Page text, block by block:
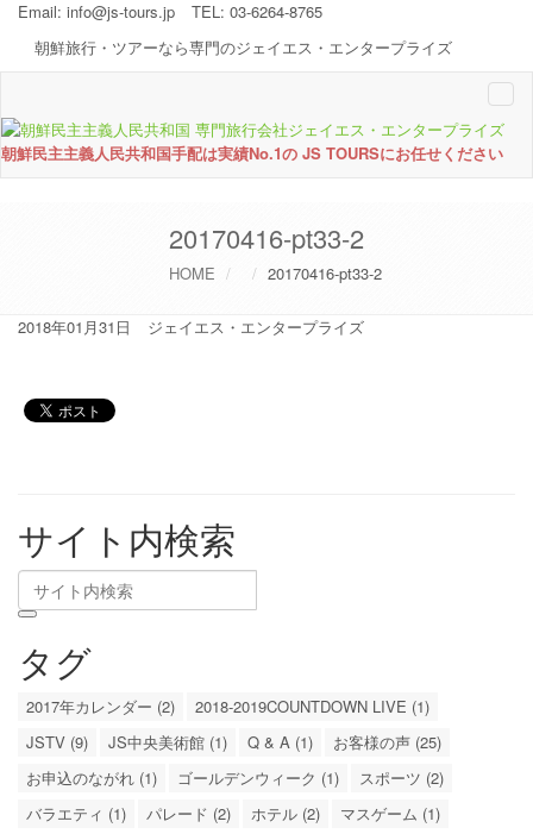
Email: info@js-tours.jp
TEL: 03-6264-8765
朝鮮旅行・ツアーなら専門のジェイエス・エンタープライズ
朝鮮民主主義人民共和国手配は実績No.1の JS TOURSにお任せください
20170416-pt33-2
HOME 20170416-pt33-2
2018年01月31日 ジェイエス・エンタープライズ
サイト内検索
タグ
2017年カレンダー (2)
2018-2019COUNTDOWN LIVE (1)
JSTV (9)
JS中央美術館 (1) Q & A (1)
お客様の声 (25)
お申込のながれ (1)
ゴールデンウィーク (1)
スポーツ (2)
バラエティ (1)
パレード (2) ホテル (2)
マスゲーム (1)